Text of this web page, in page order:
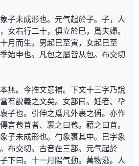
子未成形也。元气起於子。子，人
女右行二十，俱立於巳，爲夫婦。
月而生。男起巳至寅，女起巳至
始申也。凡包之屬皆从包。布交切
本無。今推文意補。下文十三字乃說
有說義之文矣。女部曰。妊者、孕
子也。引伸之爲凡外裹之偁。亦作
言苞苴者、裹之曰苞。藉之曰苴。
子未成形也。勹象褢其中。巳字象
布交切。古音在三部。元气起於
下曰。十一月陽气動。萬物滋。人